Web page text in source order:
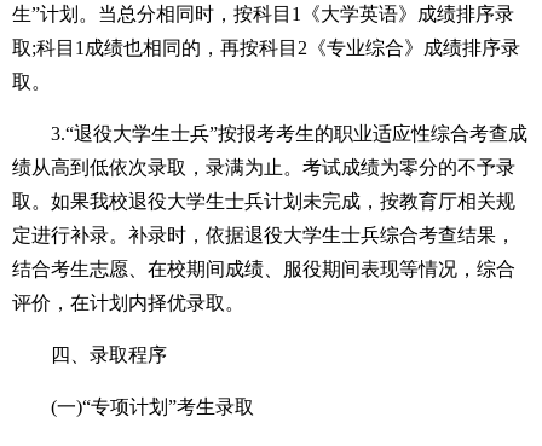
生”计划。当总分相同时，按科目1《大学英语》成绩排序录
取;科目1成绩也相同的，再按科目2《专业综合》成绩排序录
取。
3.“退役大学生士兵”按报考考生的职业适应性综合考查成
绩从高到低依次录取，录满为止。考试成绩为零分的不予录
取。如果我校退役大学生士兵计划未完成，按教育厅相关规
定进行补录。补录时，依据退役大学生士兵综合考查结果，
结合考生志愿、在校期间成绩、服役期间表现等情况，综合
评价，在计划内择优录取。
四、录取程序
(一)“专项计划”考生录取